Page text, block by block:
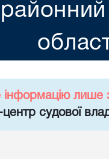
лише
судової